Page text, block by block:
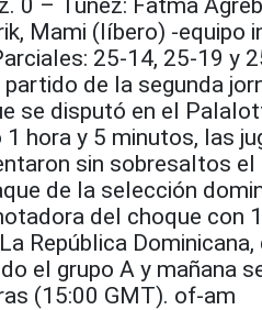
Mami (líbero) -equipo
25-14, 25-19 y
partido de la segunda
se disputó en el
hora y 5 minutos, las
sin sobresaltos el
de la selección
del choque con
República Dominicana,
el grupo A y mañana
(15:00 GMT). of-am